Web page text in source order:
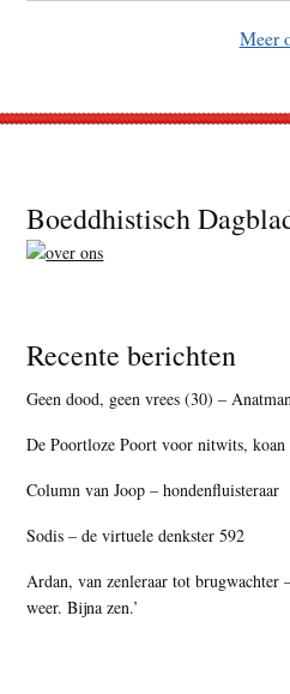
Meer
Footer
Boeddhistisch
Recente berichten
Geen dood, geen vrees (30) –
De Poortloze Poort voor nitwits,
Column van Joop – hondenfluisteraar
Sodis – de virtuele denkster 592
Ardan, van zenleraar tot brugwachter
weer. Bijna zen.’